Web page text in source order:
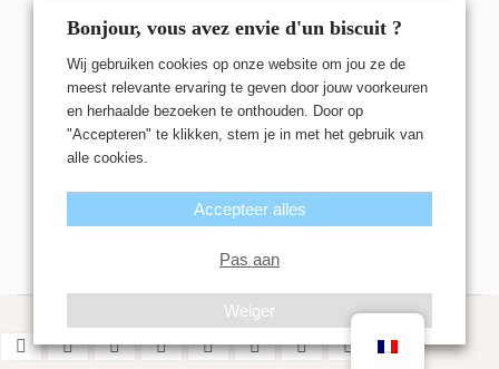
© 2026 - UNRO
Bonjour, vous avez envie d'un biscuit ?
Wij gebruiken cookies op onze website om jou ze de
meest relevante ervaring te geven door jouw voorkeuren
en herhaalde bezoeken te onthouden. Door op
"Accepteren" te klikken, stem je in met het gebruik van
alle cookies.
Pas aan
Weiger
Accepteer alles